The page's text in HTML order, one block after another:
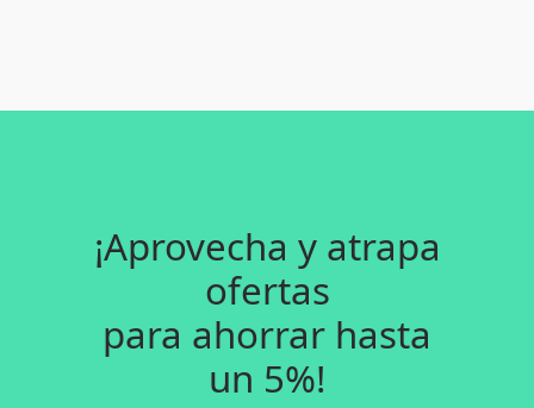
¡Aprovecha y atrapa
ofertas
para ahorrar hasta
un 5%!